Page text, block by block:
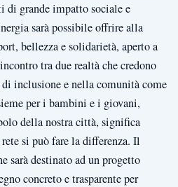
di grande impatto sociale e
sarà possibile offrire alla
bellezza e solidarietà, aperto a
tra due realtà che credono
inclusione e nella comunità come
per i bambini e i giovani,
della nostra città, significa
si può fare la differenza. Il
sarà destinato ad un progetto
concreto e trasparente per